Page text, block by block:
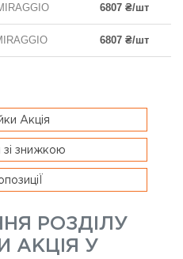
6807 ₴/шт
6807 ₴/шт
Акція
зі знижкою
РОЗДІЛУ
АКЦІЯ У